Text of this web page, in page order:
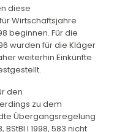
diese
Wirtschaftsjahre
beginnen. Für die
wurden für die Kläger
weiterhin Einkünfte
den
zu dem
Übergangsregelung
I 1998, 583 nicht